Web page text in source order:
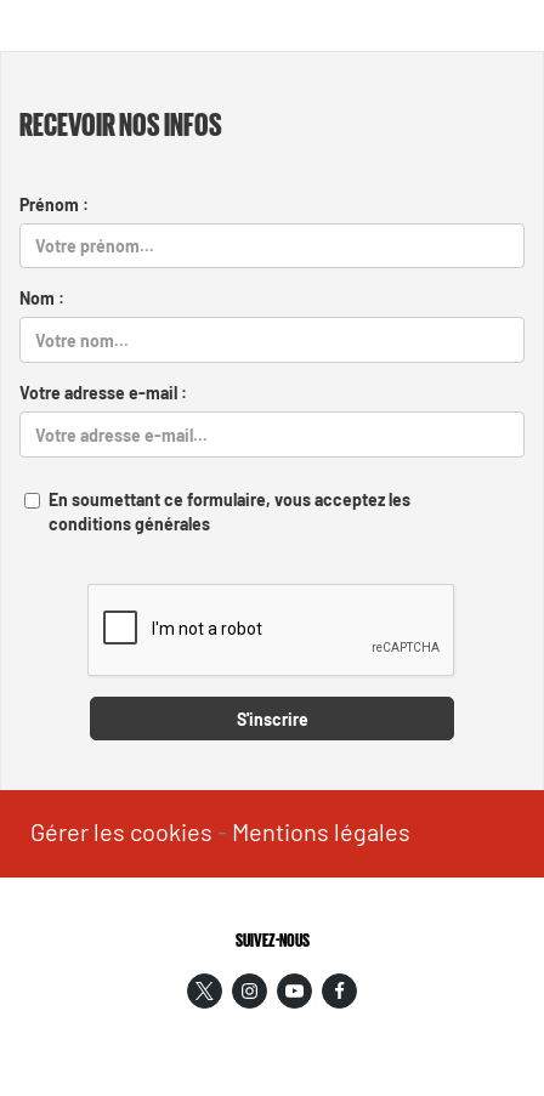
RECEVOIR NOS INFOS
Prénom :
Nom :
Votre adresse e-mail :
En soumettant ce formulaire, vous acceptez les
conditions générales
S'inscrire
Gérer les cookies - Mentions légales
SUIVEZ-NOUS